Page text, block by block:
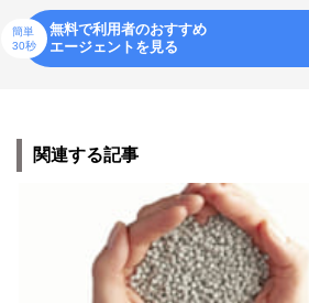
簡単
30秒
無料で利用者のおすすめ
エージェントを見る
関連する記事